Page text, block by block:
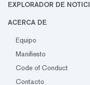
EXPLORADOR DE
ACERCA DE
Equipo
Manifiesto
Code of Conduct
Contacto